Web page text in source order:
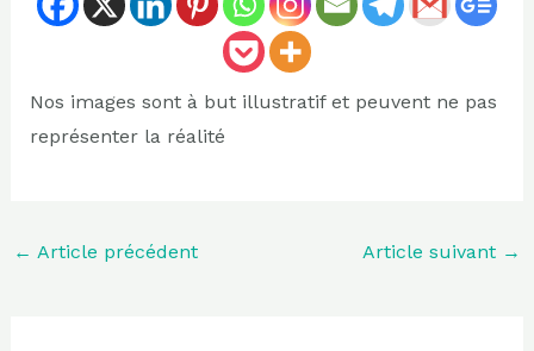
Nos images sont à but illustratif et peuvent ne pas
représenter la réalité
← Article précédent Article suivant →